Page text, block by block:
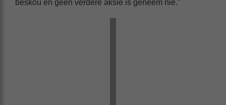
beskou en geen verdere aksie is geneem nie."